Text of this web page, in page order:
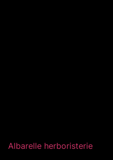
Albarelle herboristerie